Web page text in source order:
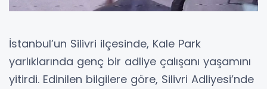
İstanbul’un Silivri ilçesinde, Kale Park
yarlıklarında genç bir adliye çalışanı yaşamını
yitirdi. Edinilen bilgilere göre, Silivri Adliyesi’nde